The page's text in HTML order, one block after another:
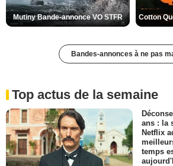
Mutiny Bande-annonce VO STFR
Bandes-annonces à ne pas
Top actus de la semaine
ans : la
Netflix
temps